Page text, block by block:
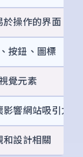
操作的界面
按鈕、圖標
覺元素
響網站吸引力
設計相關